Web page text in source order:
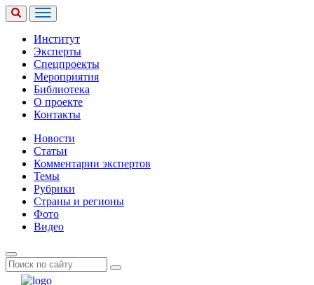
Институт
Эксперты
Спецпроекты
Мероприятия
Библиотека
О проекте
Контакты
Новости
Статьи
Комментарии экспертов
Темы
Рубрики
Страны и регионы
Фото
Видео